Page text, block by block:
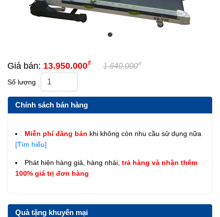
Giá bán: 13.950.000₫ 1.640.000₫
Số lượng
Chính sách bán hàng
Miễn phí đăng bán khi không còn nhu cầu sử dụng nữa
[Tìm hiểu]
Phát hiện hàng giả, hàng nhái, trả hàng và nhận thêm
100% giá trị đơn hàng
Quà tặng khuyến mại